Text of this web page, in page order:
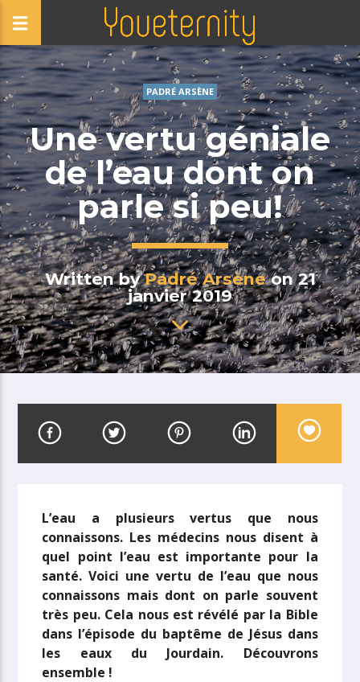
PADRÉ ARSÈNE
Une vertu géniale
de l’eau dont on
parle si peu!
Written byPadré Arsèneon 21
janvier 2019
L’eau a plusieurs vertus que nous
connaissons. Les médecins nous disent à
quel point l’eau est importante pour la
santé. Voici une vertu de l’eau que nous
connaissons mais dont on parle souvent
très peu. Cela nous est révélé par la Bible
dans l’épisode du baptême de Jésus dans
les eaux du Jourdain. Découvrons
ensemble !